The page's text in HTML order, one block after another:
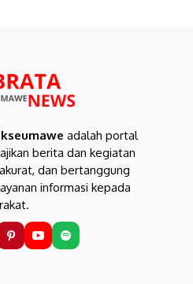
adalah portal
berita dan kegiatan
dan bertanggung
informasi kepada